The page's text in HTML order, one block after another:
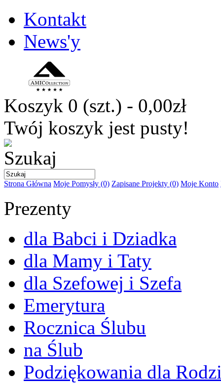
Kontakt
News'y
Koszyk 0 (szt.) - 0,00zł
Twój koszyk jest pusty!
Strona Główna Moje Pomysły (0) Zapisane Projekty (0) Moje Konto
Prezenty
dla Babci i Dziadka
dla Mamy i Taty
dla Szefowej i Szefa
Emerytura
Rocznica Ślubu
na Ślub
Podziękowania dla